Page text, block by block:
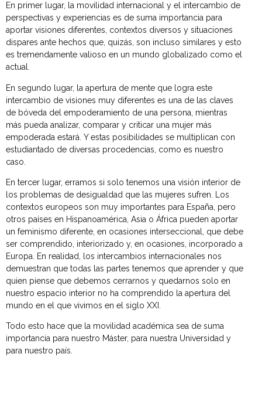
En primer lugar, la movilidad internacional y el intercambio de
perspectivas y experiencias es de suma importancia para
aportar visiones diferentes, contextos diversos y situaciones
dispares ante hechos que, quizás, son incluso similares y esto
es tremendamente valioso en un mundo globalizado como el
actual.
En segundo lugar, la apertura de mente que logra este
intercambio de visiones muy diferentes es una de las claves
de bóveda del empoderamiento de una persona, mientras
más pueda analizar, comparar y criticar una mujer más
empoderada estará. Y estas posibilidades se multiplican con
estudiantado de diversas procedencias, como es nuestro
caso.
En tercer lugar, erramos si solo tenemos una visión interior de
los problemas de desigualdad que las mujeres sufren. Los
contextos europeos son muy importantes para España, pero
otros países en Hispanoamérica, Asia o África pueden aportar
un feminismo diferente, en ocasiones interseccional, que debe
ser comprendido, interiorizado y, en ocasiones, incorporado a
Europa. En realidad, los intercambios internacionales nos
demuestran que todas las partes tenemos que aprender y que
quien piense que debemos cerrarnos y quedarnos solo en
nuestro espacio interior no ha comprendido la apertura del
mundo en el que vivimos en el siglo XXI.
Todo esto hace que la movilidad académica sea de suma
importancia para nuestro Máster, para nuestra Universidad y
para nuestro país.